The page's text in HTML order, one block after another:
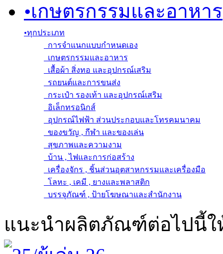
•เกษตรกรรมและอาหาร
•ทุกประเภท
การจำแนกแบบกำหนดเอง
เกษตรกรรมและอาหาร
เสื้อผ้า สิ่งทอ และอุปกรณ์เสริม
รถยนต์และการขนส่ง
กระเป๋า รองเท้า และอุปกรณ์เสริม
อิเล็กทรอนิกส์
อุปกรณ์ไฟฟ้า ส่วนประกอบและโทรคมนาคม
ของขวัญ , กีฬา และของเล่น
สุขภาพและความงาม
บ้าน , ไฟและการก่อสร้าง
เครื่องจักร , ชิ้นส่วนอุตสาหกรรมและเครื่องมือ
โลหะ , เคมี , ยางและพลาสติก
บรรจุภัณฑ์ , ป้ายโฆษณาและสำนักงาน
แนะนำผลิตภัณฑ์ต่อไปนี้